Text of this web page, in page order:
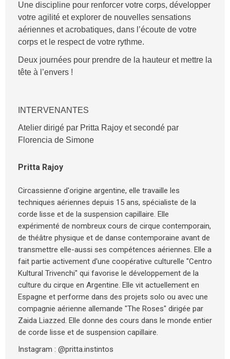
Une discipline pour renforcer votre corps, développer
votre agilité et explorer de nouvelles sensations
aériennes et acrobatiques, dans l’écoute de votre
corps et le respect de votre rythme.
Deux journées pour prendre de la hauteur et mettre la
tête à l’envers !
INTERVENANTES
Atelier dirigé par Pritta Rajoy et secondé par
Florencia de Simone
Pritta Rajoy
Circassienne d'origine argentine, elle travaille les
techniques aériennes depuis 15 ans, spécialiste de la
corde lisse et de la suspension capillaire. Elle
expérimenté de nombreux cours de cirque contemporain,
de théâtre physique et de danse contemporaine avant de
transmettre elle-aussi ses compétences aériennes. Elle a
fait partie activement d'une coopérative culturelle "Centro
Kultural Trivenchi" qui favorise le développement de la
culture du cirque en Argentine. Elle vit actuellement en
Espagne et performe dans des projets solo ou avec une
compagnie aérienne allemande "The Roses" dirigée par
Zaida Liazzed. Elle donne des cours dans le monde entier
de corde lisse et de suspension capillaire.
Instagram : @pritta.instintos